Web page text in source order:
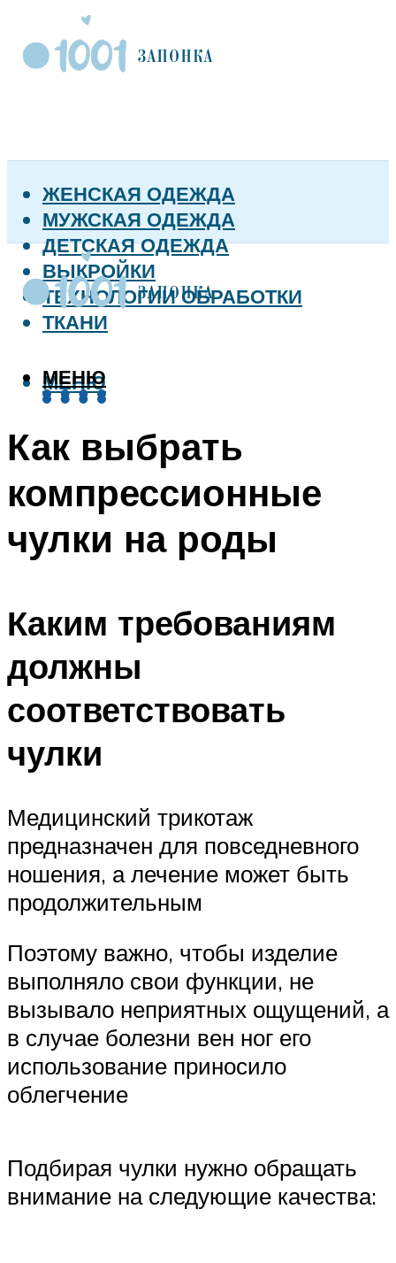
ЖЕНСКАЯ ОДЕЖДА
МУЖСКАЯ ОДЕЖДА
ДЕТСКАЯ ОДЕЖДА
ВЫКРОЙКИ
ТЕХНОЛОГИИ ОБРАБОТКИ
ТКАНИ
МЕНЮ
МЕНЮ
Как выбрать
компрессионные
чулки на роды
Каким требованиям
должны
соответствовать
чулки
Медицинский трикотаж
предназначен для повседневного
ношения, а лечение может быть
продолжительным
Поэтому важно, чтобы изделие
выполняло свои функции, не
вызывало неприятных ощущений, а
в случае болезни вен ног его
использование приносило
облегчение
Подбирая чулки нужно обращать
внимание на следующие качества: